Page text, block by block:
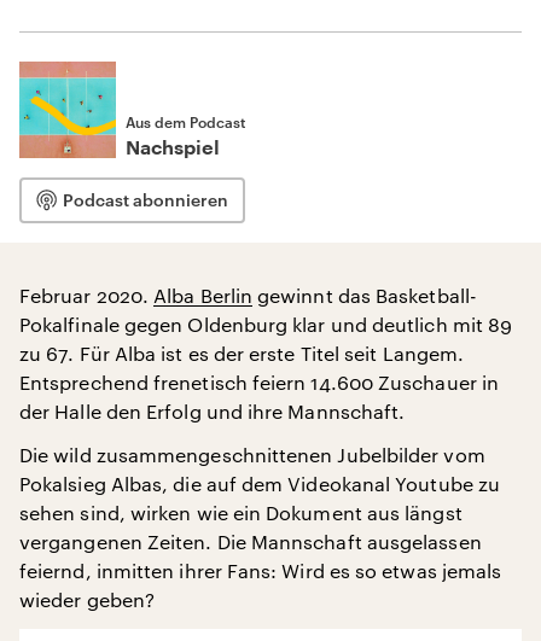
Aus dem Podcast
Nachspiel
Podcast abonnieren
Februar 2020. Alba Berlin gewinnt das Basketball-
Pokalfinale gegen Oldenburg klar und deutlich mit 89
zu 67. Für Alba ist es der erste Titel seit Langem.
Entsprechend frenetisch feiern 14.600 Zuschauer in
der Halle den Erfolg und ihre Mannschaft.
Die wild zusammengeschnittenen Jubelbilder vom
Pokalsieg Albas, die auf dem Videokanal Youtube zu
sehen sind, wirken wie ein Dokument aus längst
vergangenen Zeiten. Die Mannschaft ausgelassen
feiernd, inmitten ihrer Fans: Wird es so etwas jemals
wieder geben?